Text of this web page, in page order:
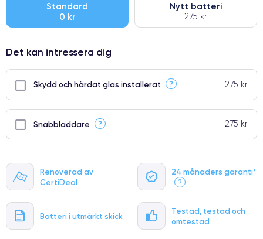
Renoverad av
CertiDeal
24 månaders garanti*
?
Batteri i utmärkt skick
Testad, testad och
omtestad
Standard
0 kr
Nytt batteri
275 kr
Det kan intressera dig
Skydd och härdat glas installerat ? 275 kr
Snabbladdare ? 275 kr